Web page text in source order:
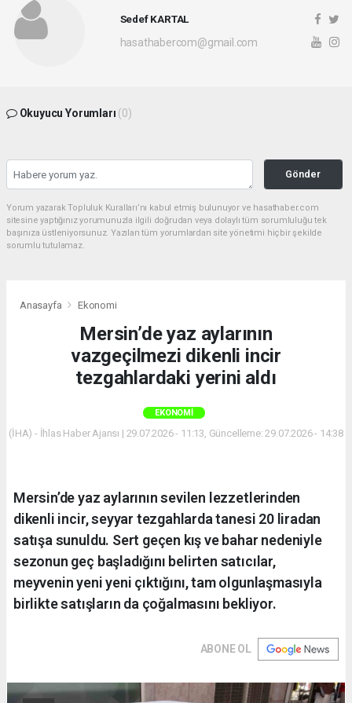
Sedef KARTAL
hasathabercom@gmail.com
Okuyucu Yorumları (0)
Gönder
Yorum yazarak Topluluk Kuralları’nı kabul etmiş bulunuyor ve hasathaber.com
sitesine yaptığınız yorumunuzla ilgili doğrudan veya dolaylı tüm sorumluluğu tek
başınıza üstleniyorsunuz. Yazılan tüm yorumlardan site yönetimi hiçbir şekilde
sorumlu tutulamaz.
Anasayfa Ekonomi
Mersin’de yaz aylarının
vazgeçilmezi dikenli incir
tezgahlardaki yerini aldı
EKONOMI
(İHA) - İhlas Haber Ajansı | 29.07.2026 - 11:13, Güncelleme: 29.07.2026 - 14:38
Mersin’de yaz aylarının sevilen lezzetlerinden
dikenli incir, seyyar tezgahlarda tanesi 20 liradan
satışa sunuldu. Sert geçen kış ve bahar nedeniyle
sezonun geç başladığını belirten satıcılar,
meyvenin yeni yeni çıktığını, tam olgunlaşmasıyla
birlikte satışların da çoğalmasını bekliyor.
ABONE OL